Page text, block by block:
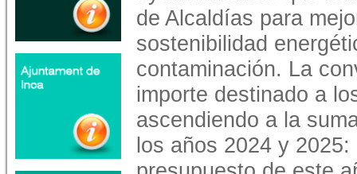
de Alcaldías para
sostenibilidad
contaminación. La
importe destinado a
ascendiendo a la
los años 2024 y